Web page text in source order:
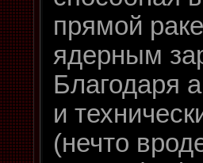
прямой
ядерным
Благодаря
и
(нечто